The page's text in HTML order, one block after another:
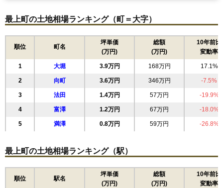
最上町の土地相場ランキング（町＝大字）
順位 町名
坪単価
(万円)
総額
(万円)
10年前比
変動率
1 大堀 3.9万円 168万円 17.1%
2 向町 3.6万円 346万円 -7.5%
3 法田 1.4万円 57万円 -19.9%
4 富澤 1.2万円 67万円 -18.0%
5 満澤 0.8万円 59万円 -26.8%
最上町の土地相場ランキング（駅）
順位 駅名
坪単価
(万円)
総額
(万円)
10年前比
変動率